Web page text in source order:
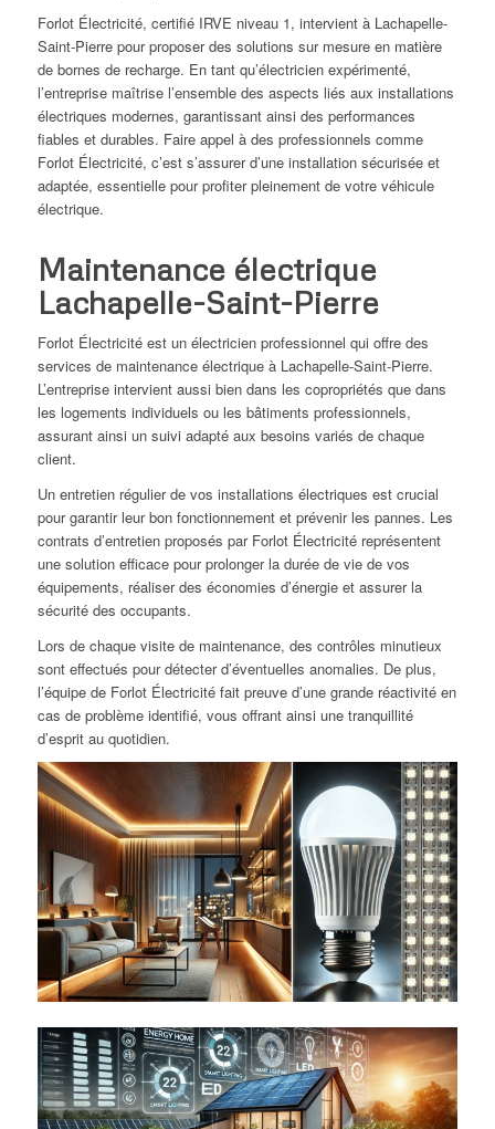
Forlot Électricité, certifié IRVE niveau 1, intervient à Lachapelle-
Saint-Pierre pour proposer des solutions sur mesure en matière
de bornes de recharge. En tant qu’électricien expérimenté,
l’entreprise maîtrise l’ensemble des aspects liés aux installations
électriques modernes, garantissant ainsi des performances
fiables et durables. Faire appel à des professionnels comme
Forlot Électricité, c’est s’assurer d’une installation sécurisée et
adaptée, essentielle pour profiter pleinement de votre véhicule
électrique.
Maintenance électrique
Lachapelle-Saint-Pierre
Forlot Électricité est un électricien professionnel qui offre des
services de maintenance électrique à Lachapelle-Saint-Pierre.
L’entreprise intervient aussi bien dans les copropriétés que dans
les logements individuels ou les bâtiments professionnels,
assurant ainsi un suivi adapté aux besoins variés de chaque
client.
Un entretien régulier de vos installations électriques est crucial
pour garantir leur bon fonctionnement et prévenir les pannes. Les
contrats d’entretien proposés par Forlot Électricité représentent
une solution efficace pour prolonger la durée de vie de vos
équipements, réaliser des économies d’énergie et assurer la
sécurité des occupants.
Lors de chaque visite de maintenance, des contrôles minutieux
sont effectués pour détecter d’éventuelles anomalies. De plus,
l’équipe de Forlot Électricité fait preuve d’une grande réactivité en
cas de problème identifié, vous offrant ainsi une tranquillité
d’esprit au quotidien.